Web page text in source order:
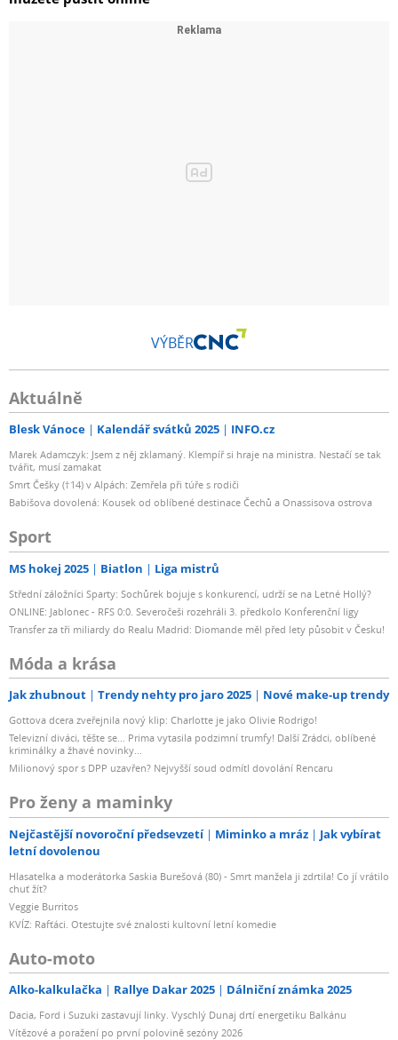
VÝBĚR
Aktuálně
Blesk Vánoce Kalendář svátků 2025 INFO.cz
Marek Adamczyk: Jsem z něj zklamaný. Klempíř si hraje na ministra. Nestačí se tak
tvářit, musí zamakat
Smrt Češky (†14) v Alpách: Zemřela při túře s rodiči
Babišova dovolená: Kousek od oblíbené destinace Čechů a Onassisova ostrova
Sport
MS hokej 2025 Biatlon Liga mistrů
Střední záložníci Sparty: Sochůrek bojuje s konkurencí, udrží se na Letné Hollý?
ONLINE: Jablonec - RFS 0:0. Severočeši rozehráli 3. předkolo Konferenční ligy
Transfer za tři miliardy do Realu Madrid: Diomande měl před lety působit v Česku!
Móda a krása
Jak zhubnout Trendy nehty pro jaro 2025 Nové make-up trendy
Gottova dcera zveřejnila nový klip: Charlotte je jako Olivie Rodrigo!
Televizní diváci, těšte se... Prima vytasila podzimní trumfy! Další Zrádci, oblíbené
kriminálky a žhavé novinky...
Milionový spor s DPP uzavřen? Nejvyšší soud odmítl dovolání Rencaru
Pro ženy a maminky
Nejčastější novoroční předsevzetí Miminko a mráz
Jak vybírat
letní dovolenou
Hlasatelka a moderátorka Saskia Burešová (80) - Smrt manžela ji zdrtila! Co jí vrátilo
chuť žít?
Veggie Burritos
KVÍZ: Rafťáci. Otestujte své znalosti kultovní letní komedie
Auto-moto
Alko-kalkulačka Rallye Dakar 2025 Dálniční známka 2025
Dacia, Ford i Suzuki zastavují linky. Vyschlý Dunaj drtí energetiku Balkánu
Vítězové a poražení po první polovině sezóny 2026